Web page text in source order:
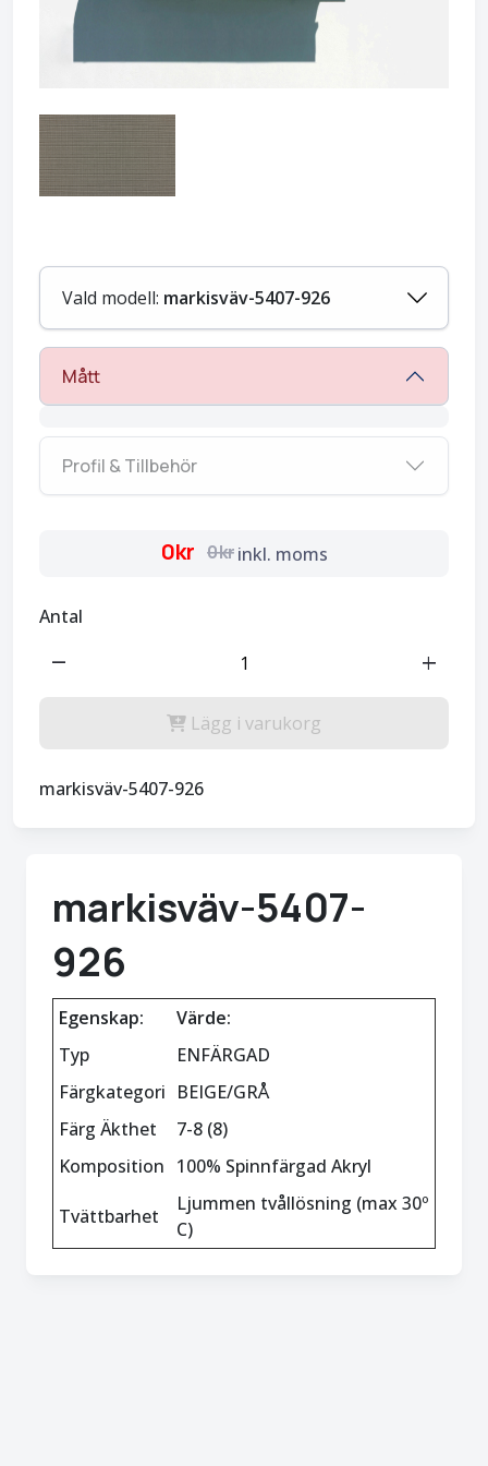
Vald modell: markisväv-5407-926
Mått
Profil & Tillbehör
0kr 0kr inkl. moms
Antal
remove add
Lägg i varukorg
markisväv-5407-926
markisväv-5407-
926
Egenskap:
Värde:
Typ
ENFÄRGAD
Färgkategori BEIGE/GRÅ
Färg Äkthet
7-8 (8)
Komposition 100% Spinnfärgad Akryl
Tvättbarhet
Ljummen tvållösning (max 30º
C)